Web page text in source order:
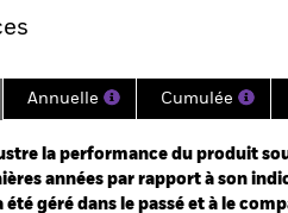
to 2026-07-31 00:00:00.
Annuelle Cumulée
la performance du produit
années par rapport à son
géré dans le passé et à le